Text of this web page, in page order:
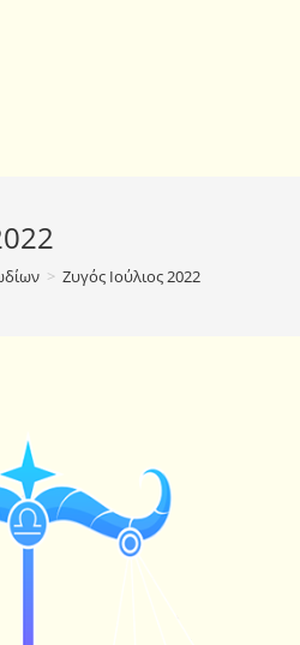
> Ζυγός Ιούλιος 2022